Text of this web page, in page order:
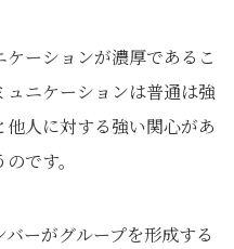
ーションが濃厚であるこ
ニケーションは普通は強
人に対する強い関心があ
です。
ーがグループを形成する